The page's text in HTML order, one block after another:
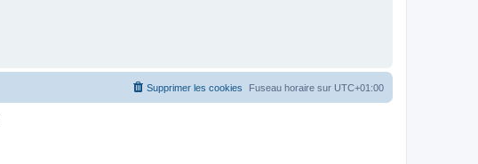
Fuseau horaire sur UTC+01:00
Supprimer les cookies